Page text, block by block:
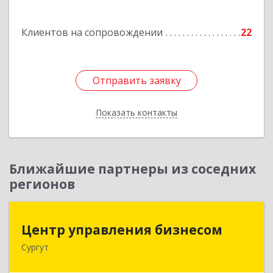
Клиентов на сопровождении 22
Отправить заявку
Показать контакты
Подробнее
Отправить заявку
Назад
Ближайшие партнеры из соседних
регионов
Центр управления бизнесом
Сургут
Центр управления бизнесом
628403, Ханты-Мансийский Автономный округ